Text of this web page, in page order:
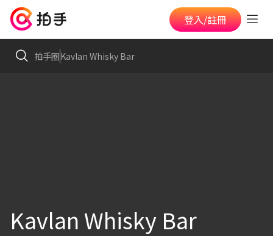
登入/註冊
拍手圈Kavlan Whisky Bar
Kavlan Whisky Bar